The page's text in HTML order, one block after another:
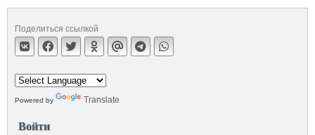
Поделиться ссылкой
Powered by Translate
Войти